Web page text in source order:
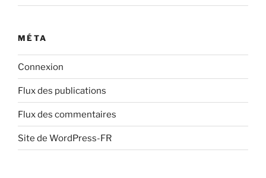
MÉTA
Connexion
Flux des publications
Flux des commentaires
Site de WordPress-FR